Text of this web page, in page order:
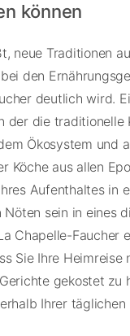
können
neue Traditionen
den
deutlich wird.
der die traditionelle
Ökosystem und
Köche aus allen
Aufenthaltes in
Nöten sein in eines
Chapelle-Faucher
Sie Ihre Heimreise
gekostet zu
Ihrer täglichen